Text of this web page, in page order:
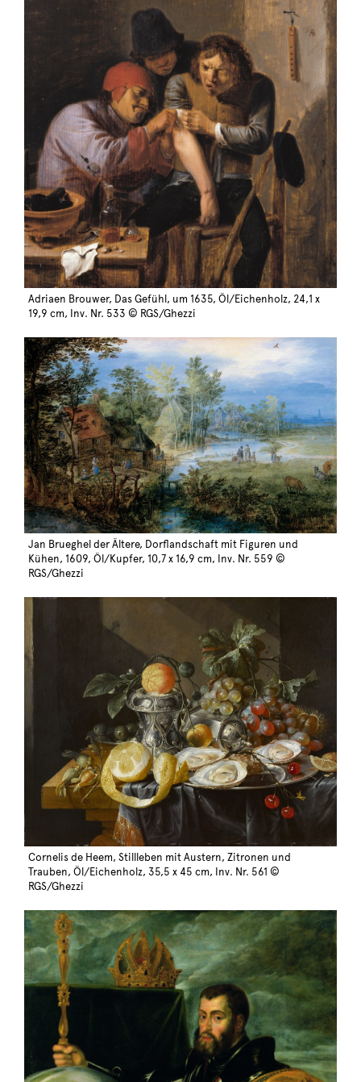
Adriaen Brouwer, Das Gefühl, um 1635, Öl/Eichenholz, 24,1 x
19,9 cm, Inv. Nr. 533 © RGS/Ghezzi
Jan Brueghel der Ältere, Dorflandschaft mit Figuren und
Kühen, 1609, Öl/Kupfer, 10,7 x 16,9 cm, Inv. Nr. 559 ©
RGS/Ghezzi
Cornelis de Heem, Stillleben mit Austern, Zitronen und
Trauben, Öl/Eichenholz, 35,5 x 45 cm, Inv. Nr. 561 ©
RGS/Ghezzi